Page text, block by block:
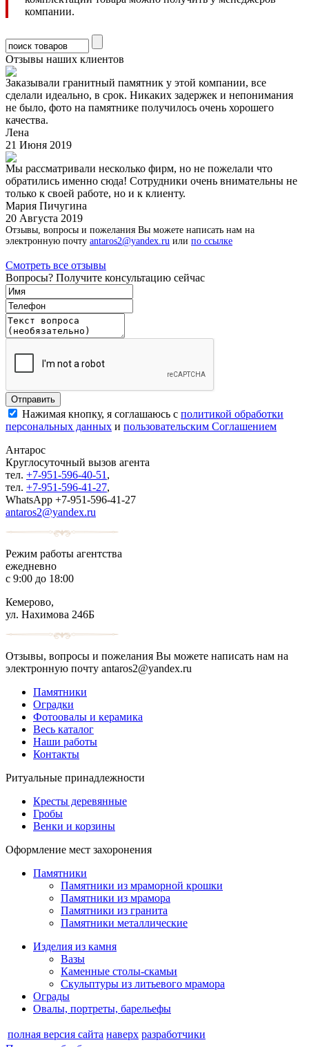
компании.
Отзывы наших клиентов
Заказывали гранитный памятник у этой компании, все
сделали идеально, в срок. Никаких задержек и непонимания
не было, фото на памятнике получилось очень хорошего
качества.
Лена
21 Июня 2019
Мы рассматривали несколько фирм, но не пожелали что
обратились именно сюда! Сотрудники очень внимательны не
только к своей работе, но и к клиенту.
Мария Пичугина
20 Августа 2019
Отзывы, вопросы и пожелания Вы можете написать нам на
электронную почту antaros2@yandex.ru или по ссылке
Смотреть все отзывы
Вопросы? Получите консультацию сейчас
Нажимая кнопку, я соглашаюсь с политикой обработки
персональных данных и пользовательским Соглашением
Антарос
Круглосуточный вызов агента
тел. +7-951-596-40-51 ,
тел. +7-951-596-41-27,
WhatsApp +7-951-596-41-27
antaros2@yandex.ru
Режим работы агентства
ежедневно
с 9:00 до 18:00
Кемерово,
ул. Нахимова 246Б
Отзывы, вопросы и пожелания Вы можете написать нам на
электронную почту antaros2@yandex.ru
Памятники
Оградки
Фотоовалы и керамика
Весь каталог
Наши работы
Контакты
Ритуальные принадлежности
Кресты деревянные
Гробы
Венки и корзины
Оформление мест захоронения
Памятники
Памятники из мраморной крошки
Памятники из мрамора
Памятники из гранита
Памятники металлические
Изделия из камня
Вазы
Каменные столы-скамьи
Скульптуры из литьевого мрамора
Ограды
Овалы, портреты, барельефы
полная версия сайта наверх разработчики